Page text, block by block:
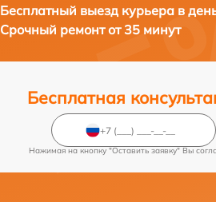
Бесплатный выезд курьера в
Срочный ремонтот 35 минут
Бесплатная
Нажимая на кнопку "Оставить заявку" Вы